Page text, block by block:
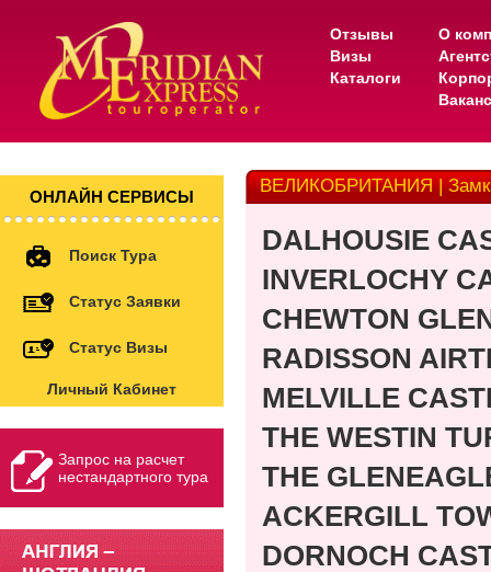
Отзывы
Визы
Каталоги
О
ОНЛАЙН СЕРВИСЫ
Поиск Тура
Статус Заявки
Статус Визы
Личный Кабинет
Запрос на расчет
нестандартного тура
ВЕЛИКОБРИТАНИЯ |
DALHOUSIE
INVERLOCHY
CHEWTON
RADISSON
MELVILLE
THE WESTIN
THE
ACKERGILL
DORNOCH